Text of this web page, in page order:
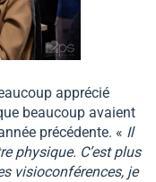
apprécié
beaucoup avaient
précédente. « Il
physique. C’est plus
visioconférences, je